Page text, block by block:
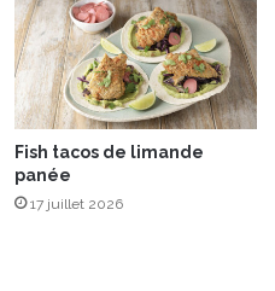
Fish tacos de limande
panée
17 juillet 2026